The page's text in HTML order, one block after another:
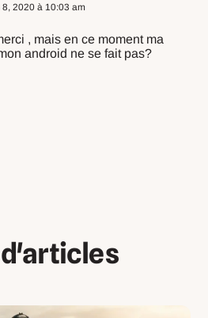
2020 à 10:03 am
, mais en ce moment ma
android ne se fait pas?
d'articles